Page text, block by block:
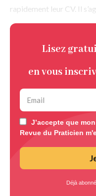
rapidement leur CV. Il
Lisez
en vous
J’accepte que
Revue du Praticien
Déjà